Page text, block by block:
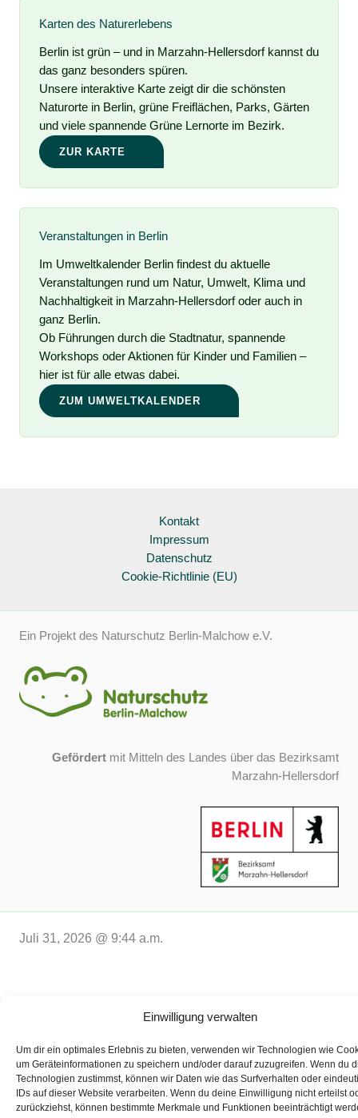
Einwilligung verwalten
Um dir ein optimales Erlebnis zu bieten, verwenden wir Technologien wie
um Geräteinformationen zu speichern und/oder darauf zuzugreifen. Wenn du
Technologien zustimmst, können wir Daten wie das Surfverhalten oder
IDs auf dieser Website verarbeiten. Wenn du deine Einwilligung nicht erteilst
zurückziehst, können bestimmte Merkmale und Funktionen beeinträchtigt
Karten des Naturerlebens
Berlin ist grün – und in Marzahn-Hellersdorf kannst du
das ganz besonders spüren.
Unsere interaktive Karte zeigt dir die schönsten
Naturorte in Berlin, grüne Freiflächen, Parks, Gärten
und viele spannende Grüne Lernorte im Bezirk.
ZUR KARTE
Veranstaltungen in Berlin
Im Umweltkalender Berlin findest du aktuelle
Veranstaltungen rund um Natur, Umwelt, Klima und
Nachhaltigkeit in Marzahn-Hellersdorf oder auch in
ganz Berlin.
Ob Führungen durch die Stadtnatur, spannende
Workshops oder Aktionen für Kinder und Familien –
hier ist für alle etwas dabei.
ZUM UMWELTKALENDER
Kontakt
Impressum
Datenschutz
Cookie-Richtlinie (EU)
Ein Projekt des Naturschutz Berlin-Malchow e.V.
Gefördert mit Mitteln des Landes über das Bezirksamt
Marzahn-Hellersdorf
Juli 31, 2026 @ 9:44 a.m.